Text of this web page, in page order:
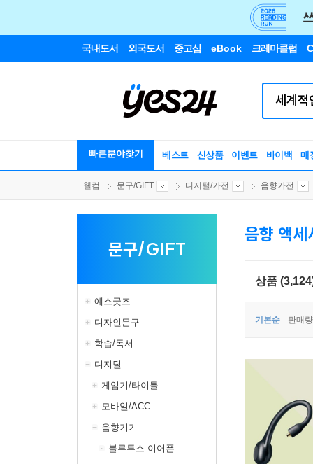
국내도서 외국도서 중고샵 eBook 크레마클럽
빠른분야찾기 베스트 신상품 이벤트 바이백 매
웰컴 문구/GIFT 디지털/가전 음향가전
문구/GIFT
예스굿즈
디자인문구
학습/독서
디지털
게임기/타이틀
모바일/ACC
음향기기
블루투스 이어폰
음향 액세
상품
기본순 판매